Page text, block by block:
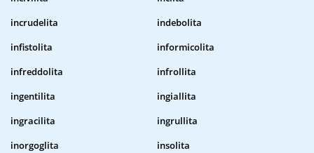
incrudelita
indebolita
infistolita
informicolita
infreddolita
infrollita
ingentilita
ingiallita
ingracilita
ingrullita
inorgoglita
insolita